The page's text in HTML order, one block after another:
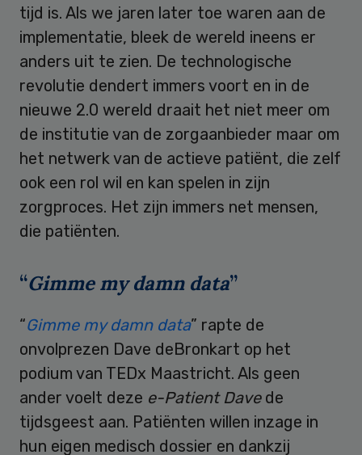
tijd is. Als we jaren later toe waren aan de
implementatie, bleek de wereld ineens er
anders uit te zien. De technologische
revolutie dendert immers voort en in de
nieuwe 2.0 wereld draait het niet meer om
de institutie van de zorgaanbieder maar om
het netwerk van de actieve patiënt, die zelf
ook een rol wil en kan spelen in zijn
zorgproces. Het zijn immers net mensen,
die patiënten.
“Gimme my damn data”
“Gimme my damn data” rapte de
onvolprezen Dave deBronkart op het
podium van TEDx Maastricht. Als geen
ander voelt deze e-Patient Davede
tijdsgeest aan. Patiënten willen inzage in
hun eigen medisch dossier en dankzij